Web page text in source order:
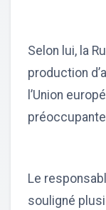
Selon lui, la
production
l’Union
Le
souligné